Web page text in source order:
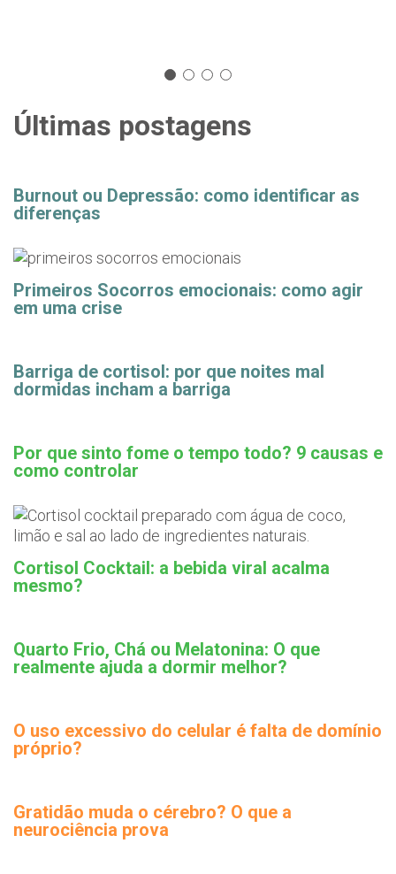
Últimas postagens
Burnout ou Depressão: como identificar as
diferenças
Primeiros Socorros emocionais: como agir
em uma crise
Barriga de cortisol: por que noites mal
dormidas incham a barriga
Por que sinto fome o tempo todo? 9 causas e
como controlar
Cortisol Cocktail: a bebida viral acalma
mesmo?
Quarto Frio, Chá ou Melatonina: O que
realmente ajuda a dormir melhor?
O uso excessivo do celular é falta de domínio
próprio?
Gratidão muda o cérebro? O que a
neurociência prova